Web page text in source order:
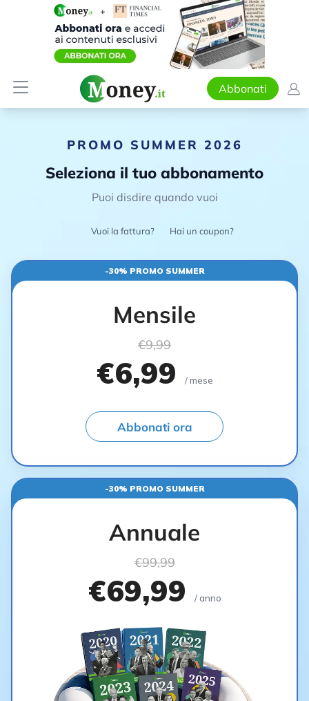
Abbonati
PROMO SUMMER 2026
Seleziona il tuo abbonamento
Puoi disdire quando vuoi
Vuoi la fattura? Hai un coupon?
-30% PROMO SUMMER
Mensile
€9,99
€6,99 / mese
Abbonati ora
-30% PROMO SUMMER
Annuale
€99,99
€69,99 / anno